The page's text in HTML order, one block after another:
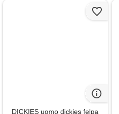
DICKIES uomo dickies felpa